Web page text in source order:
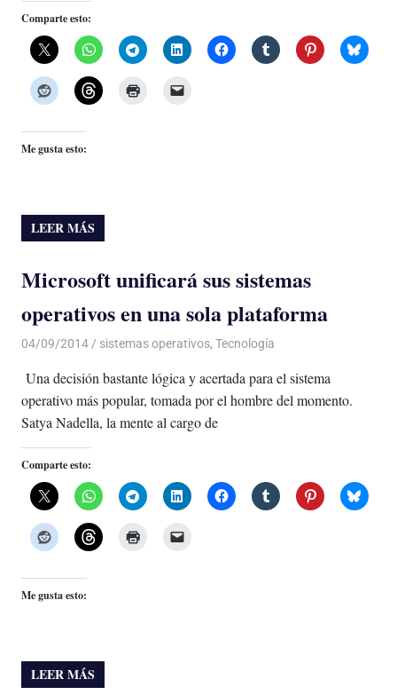
Comparte esto:
Me gusta esto:
LEER MÁS
Microsoft unificará sus sistemas
operativos en una sola plataforma
04/09/2014 Luis Castellanos
sistemas operativos, Tecnología
Una decisión bastante lógica y acertada para el sistema
operativo más popular, tomada por el hombre del momento.
Satya Nadella, la mente al cargo de
Comparte esto:
Me gusta esto:
LEER MÁS